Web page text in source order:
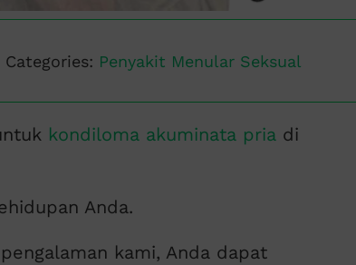
Categories: Penyakit Menular Seksual
kondiloma akuminata priadi
Anda.
kami, Anda dapat